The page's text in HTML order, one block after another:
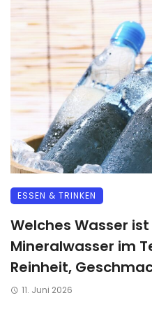
ESSEN & TRINKEN
Welches Wasser
Mineralwasser im
Reinheit,
11. Juni 2026